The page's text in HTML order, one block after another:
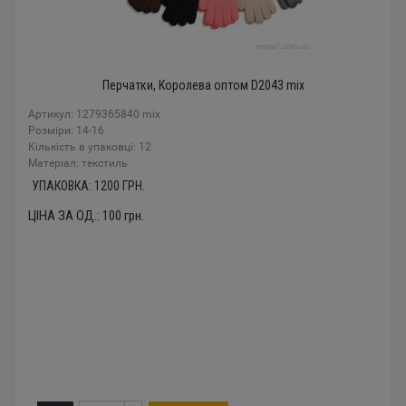
Перчатки, Королева оптом D2043 mix
Артикул: 1279365840 mix
Розміри: 14-16
Кількість в упаковці: 12
Mатеріал: текстиль
УПАКОВКА: 1200 ГРН.
ЦІНА ЗА ОД.: 100 грн.